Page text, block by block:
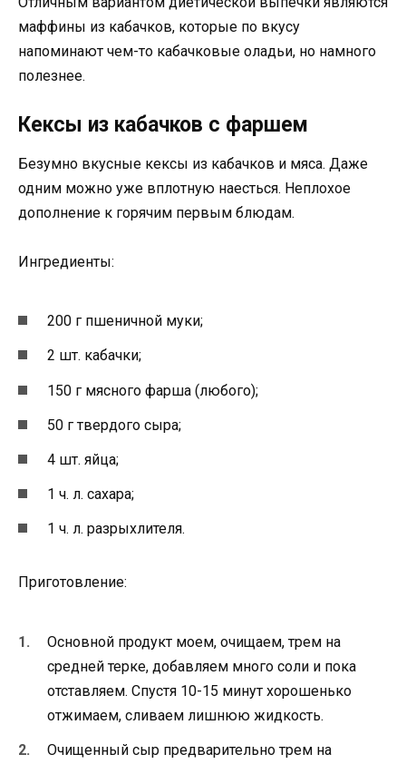
маффины из кабачков, которые по вкусу
напоминают чем-то кабачковые оладьи, но намного
полезнее.
Кексы из кабачков с фаршем
Безумно вкусные кексы из кабачков и мяса. Даже
одним можно уже вплотную наесться. Неплохое
дополнение к горячим первым блюдам.
Ингредиенты:
200 г пшеничной муки;
2 шт. кабачки;
150 г мясного фарша (любого);
50 г твердого сыра;
4 шт. яйца;
1 ч. л. сахара;
1 ч. л. разрыхлителя.
Приготовление:
Основной продукт моем, очищаем, трем на
средней терке, добавляем много соли и пока
отставляем. Спустя 10-15 минут хорошенько
отжимаем, сливаем лишнюю жидкость.
Очищенный сыр предварительно трем на